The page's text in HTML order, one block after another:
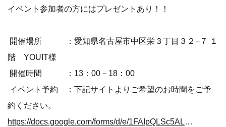
イベント参加者の方にはプレゼントあり！！
開催場所 ：愛知県名古屋市中区栄３丁目３２−７ １
階 YOUIT様
開催時間 ：13：00－18：00
イベント予約 ：下記サイトよりご希望のお時間をご予
約ください。
https://docs.google.com/forms/d/e/1FAIpQLSc5ALAKMjgUsDalkphDTsccfX9hAsRNNYYUhV-FI5WNdxaIlA/viewform?usp=sf_link